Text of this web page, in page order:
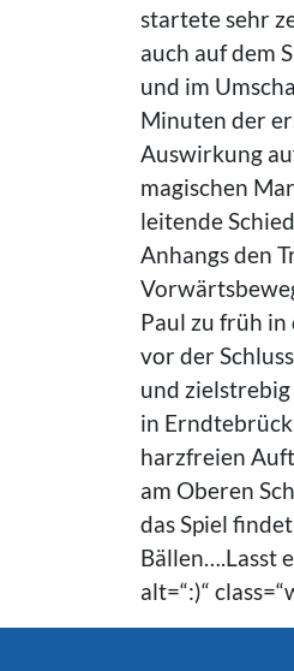
startete sehr
auch auf dem
und im
Minuten der
Auswirkung
magischen
leitende
Anhangs den
Paul zu früh in
vor der
und
in
harzfreien
am Oberen
das Spiel
Bällen….Lasst
alt=“:)“